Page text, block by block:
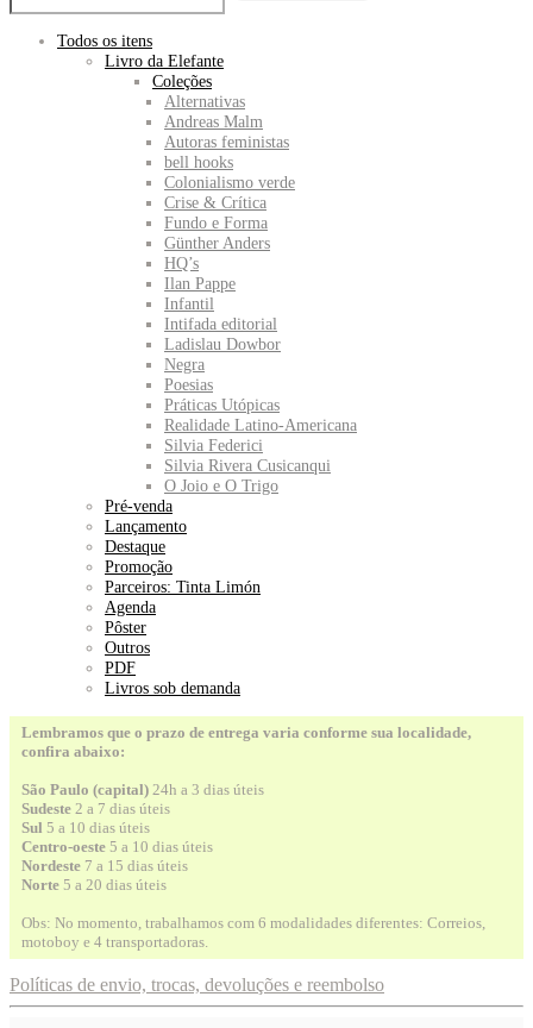
Todos os itens
Livro da Elefante
Coleções
Alternativas
Andreas Malm
Autoras feministas
bell hooks
Colonialismo verde
Crise & Crítica
Fundo e Forma
Günther Anders
HQ’s
Ilan Pappe
Infantil
Intifada editorial
Ladislau Dowbor
Negra
Poesias
Práticas Utópicas
Realidade Latino-Americana
Silvia Federici
Silvia Rivera Cusicanqui
O Joio e O Trigo
Pré-venda
Lançamento
Destaque
Promoção
Parceiros: Tinta Limón
Agenda
Pôster
Outros
PDF
Livros sob demanda
Lembramos que o prazo de entrega varia conforme sua localidade,
confira abaixo:
São Paulo (capital) 24h a 3 dias úteis
Sudeste 2 a 7 dias úteis
Sul 5 a 10 dias úteis
Centro-oeste 5 a 10 dias úteis
Nordeste 7 a 15 dias úteis
Norte 5 a 20 dias úteis
Obs: No momento, trabalhamos com 6 modalidades diferentes: Correios,
motoboy e 4 transportadoras.
Políticas de envio, trocas, devoluções e reembolso